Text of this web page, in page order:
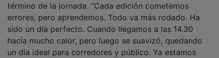
término de la jornada. “Cada edición cometemos
errores, pero aprendemos. Todo va más rodado. Ha
sido un día perfecto. Cuando llegamos a las 14.30
hacía mucho calor, pero luego se suavizó, quedando
un día ideal para corredores y público. Ya estamos